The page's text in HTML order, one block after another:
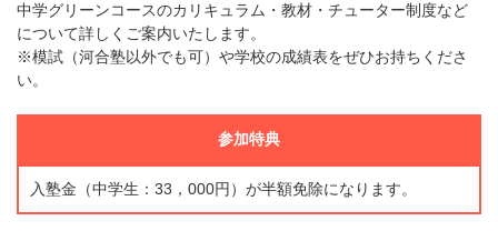
中学グリーンコースのカリキュラム・教材・チューター制度など
について詳しくご案内いたします。
※模試（河合塾以外でも可）や学校の成績表をぜひお持ちくださ
い。
参加特典
入塾金（中学生：33，000円）が半額免除になります。